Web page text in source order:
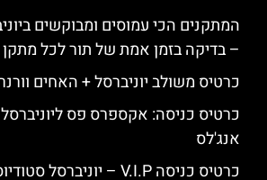
המתקנים הכי עמוסים ומבוקשים
– בדיקה בזמן אמת של תור לכל מתקן
כרטיס משולב יוניברסל + האחים
כרטיס כניסה: אקספרס פס ליוניברסל
אנג'לס
כרטיס כניסה V.I.P – יוניברסל סטודיוס הוליווד